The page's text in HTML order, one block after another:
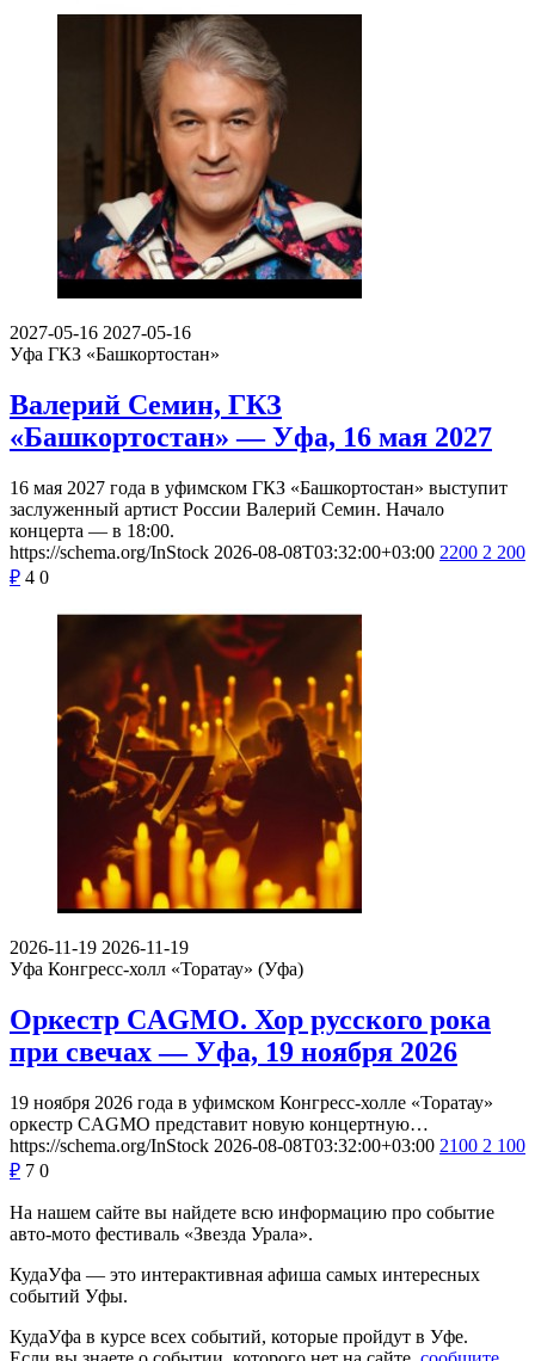
2027-05-16 2027-05-16
Уфа ГКЗ «Башкортостан»
Валерий Семин, ГКЗ
«Башкортостан» — Уфа, 16 мая 2027
16 мая 2027 года в уфимском ГКЗ «Башкортостан» выступит
заслуженный артист России Валерий Семин. Начало
концерта — в 18:00.
https://schema.org/InStock 2026-08-08T03:32:00+03:00 2200 2 200
₽ 4 0
2026-11-19 2026-11-19
Уфа Конгресс-холл «Торатау» (Уфа)
Оркестр CAGMO. Хор русского рока
при свечах — Уфа, 19 ноября 2026
19 ноября 2026 года в уфимском Конгресс-холле «Торатау»
оркестр CAGMO представит новую концертную…
https://schema.org/InStock 2026-08-08T03:32:00+03:00 2100 2 100
₽ 7 0
На нашем сайте вы найдете всю информацию про событие
авто-мото фестиваль «Звезда Урала».
КудаУфа — это интерактивная афиша самых интересных
событий Уфы.
КудаУфа в курсе всех событий, которые пройдут в Уфе.